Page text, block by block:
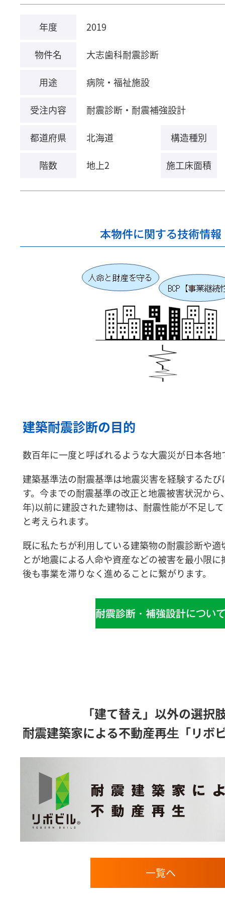
年度 2019
物件名 大志歯科耐震診断
用途 病院・福祉施設
受注内容 耐震診断・耐震補強設計
都道府県 北海道 構造種別
階数 地上2 施工床面積
本物件に関する技術情報
建築耐震診断の目的
数百年に一度と呼ばれるような大震災が日本各地
建築基準法の耐震基準は地震災害を経験するた
す。今までの耐震基準の改正と地震被害状況から
年)以前に建設された建物は、耐震性能が不足し
と考えられます。
既に私たちが利⽤している建築物の耐震診断や
とが地震による人命や資産などの被害を最小限に
後も事業を滞りなく進めることに繋がります。
耐震診断・補強設計につい
「建て替え」以外の選択
耐震建築家による不動産再⽣「リボ
一覧へ